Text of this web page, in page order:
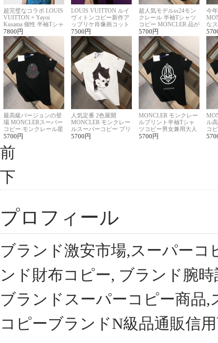
超完璧なコラボ LOUIS
VUITTON × Yayoi
Kusama 個性 半袖Tシャ
ツコピー男女兼用
7800 円
LOUIS VUITTON ルイ
ヴィトンコピー新作ア
ップリケ肖像画コット
ンニット半袖Tシャツ
7500 円
超人気モデルss24モン
クレール 半袖Tシャツ
コピー MONCLER 品が
良く見た目
5700 円
今
な
ル
最高級バージョンの登
場 MONCLERスーパー
コピー モンクレール星
座半袖Tシャツ
5700 円
人気定番 2色展開
MONCLER モンクレー
ルスーパーコピー プリ
ント半袖Tシャツ
5700 円
MONCLER モンクレー
ルプリント半袖Tシャ
ツコピー男女兼用大人
可愛い春夏コーデ
5700 円
ル
コ
ィ
前
下
プロフィール
ブランド激安市場,スーパー
ンド財布コピー, ブランド腕
ブランドスーパーコピー商品
コピーブランドN級品通販信